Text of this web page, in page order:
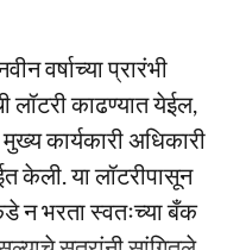
वर्षाच्या प्रारंभी
लॉटरी काढण्यात येईल,
कार्यकारी अधिकारी
केली. या लॉटरीपासून
न भरता स्वतःच्या बँक